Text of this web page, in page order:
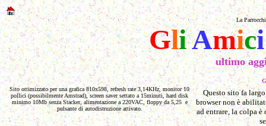
La
GliAmici
ultimo
Sito ottimizzato per una grafica 810x598, refresh rate 3,14KHz, monitor 10
pollici (possibilmente Amstrad), screen saver settato a 15minuti, hard disk
minimo 10Mb senza Stacker, alimentazione a 220VAC, floppy da 5,25 e
pulsante di autodistruzione attivato.
Questo sito fa
browser non è
ad entrare, la colpa è